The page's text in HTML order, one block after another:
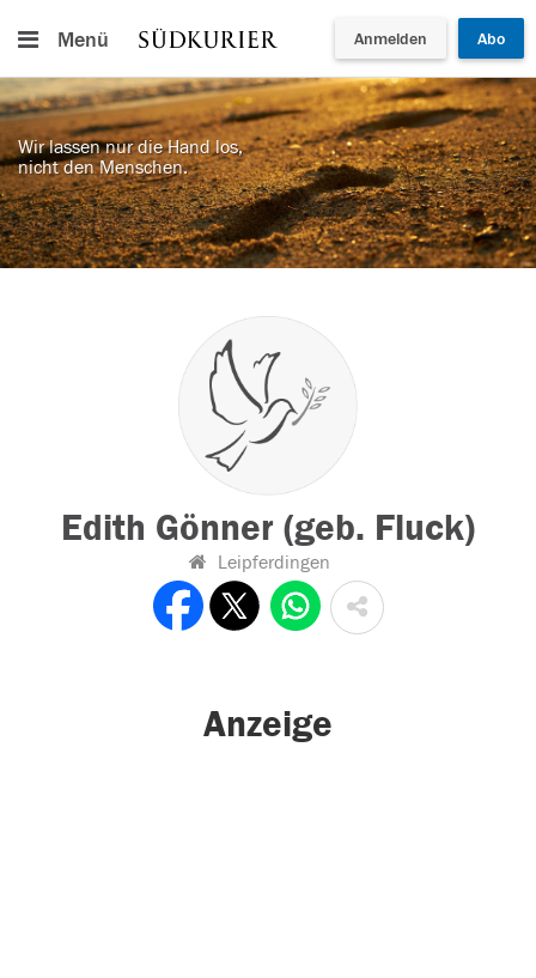
Menü Anmelden Abo
Wir lassen nur die Hand los,
nicht den Menschen.
Edith Gönner (geb. Fluck)
Leipferdingen
Anzeige